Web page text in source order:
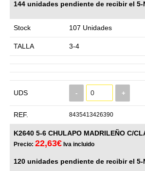
144 unidades pendiente de recibir el 5-
Stock 107 Unidades
TALLA 3-4
UDS - +
REF. 8435413426390
K2640 5-6 CHULAPO MADRILEÑO C/
Precio: 22,63€ Iva incluido
120 unidades pendiente de recibir el 5-